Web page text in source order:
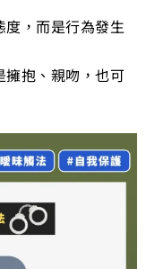
度，而是行為發生
擁抱、親吻，也可